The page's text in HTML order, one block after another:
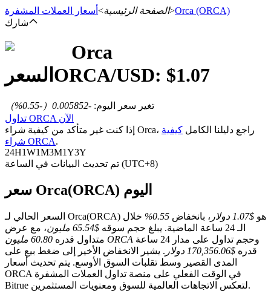
العقود الآجلة USDT
الصفحة الرئيسية> أسعار العملات المشفرة >Orca (ORCA)
شارك
Orca
السعر ORCA/USD: $1.07
تغير سعر اليوم:
-0.005852
（
-0.55
%）
تداول ORCA الآن
إذا كنت غير متأكد من كيفية شراء Orca، راجع دليلنا الكامل كيفية
شراء ORCA.
24H1W1M3M1Y3Y
تم تحديث البيانات في الساعة (UTC+8)
سعر Orca(ORCA) اليوم
السعر الحالي لـ Orca(ORCA) هو $1.07 دولار ، بانخفاض 0.55%
خلال
الـ 24 ساعة الماضية. يبلغ حجم سوقه
$65.54 مليون
، مع عرض
متداول قدره 60.80 مليون ORCA
قدره $170,356.06 دولار
. يشير الانخفاض الأخير إلى ضغط بيع على
المدى القصير وسط تقلبات السوق الأوسع. يتم تحديث أسعار
ORCA في الوقت الفعلي على منصة تداول العملات المشفرة
Bitrue لتعكس الاتجاهات العالمية للسوق ومعنويات المستثمرين.